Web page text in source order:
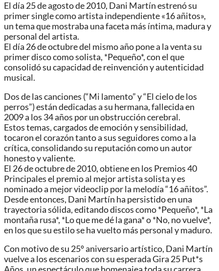
El día 25 de agosto de 2010, Dani Martín estrenó su
primer single como artista independiente «16 añitos»,
un tema que mostraba una faceta más íntima, madura y
personal del artista.
El día 26 de octubre del mismo año pone a la venta su
primer disco como solista, *Pequeño*, con el que
consolidó su capacidad de reinvención y autenticidad
musical.
Dos de las canciones (“Mi lamento” y “El cielo de los
perros”) están dedicadas a su hermana, fallecida en
2009 a los 34 años por un obstrucción cerebral.
Estos temas, cargados de emoción y sensibilidad,
tocaron el corazón tanto a sus seguidores como a la
crítica, consolidando su reputación como un autor
honesto y valiente.
El 26 de octubre de 2010, obtiene en los Premios 40
Principales el premio al mejor artista solista y es
nominado a mejor videoclip por la melodía “16 añitos”.
Desde entonces, Dani Martín ha persistido en una
trayectoria sólida, editando discos como *Pequeño*, *La
montaña rusa*, *Lo que me dé la gana* o *No, no vuelve*,
en los que su estilo se ha vuelto más personal y maduro.
Con motivo de su 25º aniversario artístico, Dani Martín
vuelve a los escenarios con su esperada Gira 25 Put*s